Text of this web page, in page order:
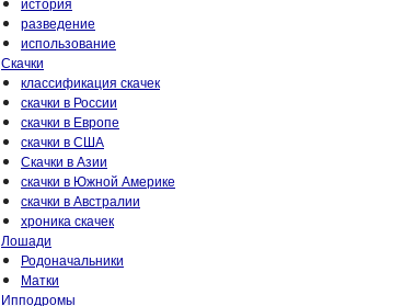
разведение
использование
Скачки
классификация скачек
скачки в России
скачки в Европе
скачки в США
Скачки в Азии
скачки в Южной Америке
скачки в Австралии
хроника скачек
Лошади
Родоначальники
Матки
Ипподромы